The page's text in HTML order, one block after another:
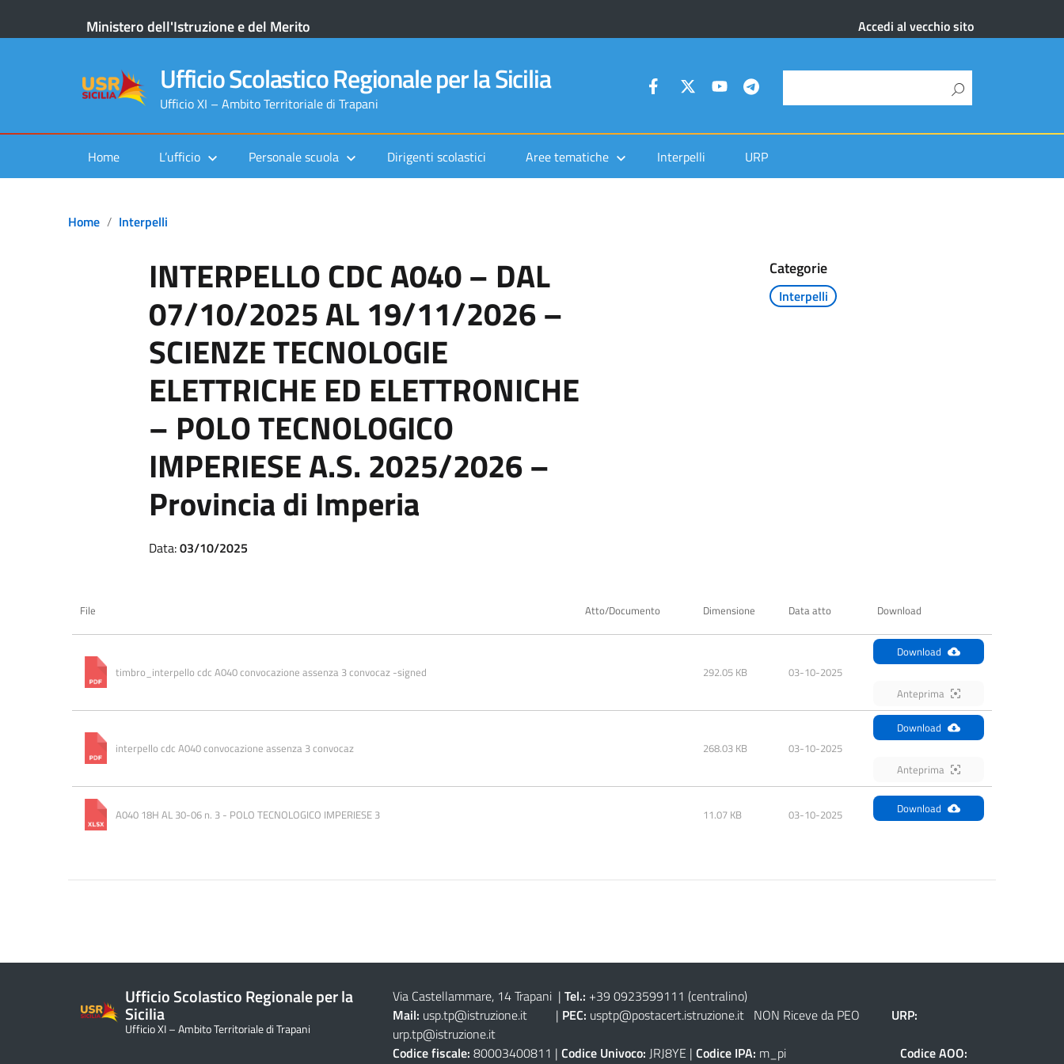
Ministero dell'Istruzione e del Merito Accedi al vecchio sito
Ufficio Scolastico Regionale per la Sicilia
Ufficio XI – Ambito Territoriale di Trapani
Home L’ufficio Personale scuola Dirigenti scolastici Aree tematiche Interpelli URP
Home Interpelli
INTERPELLO CDC A040 – DAL
07/10/2025 AL 19/11/2026 –
SCIENZE TECNOLOGIE
ELETTRICHE ED ELETTRONICHE
– POLO TECNOLOGICO
IMPERIESE A.S. 2025/2026 –
Provincia di Imperia
Categorie
Interpelli
Data:03/10/2025
File Atto/Documento Dimensione Data atto Download
timbro_interpello cdc A040 convocazione assenza 3 convocaz -signed 292.05 KB 03-10-2025
Download
Anteprima
interpello cdc A040 convocazione assenza 3 convocaz 268.03 KB 03-10-2025
Download
Anteprima
A040 18H AL 30-06 n. 3 - POLO TECNOLOGICO IMPERIESE 3 11.07 KB 03-10-2025 Download
Ufficio Scolastico Regionale per la
Sicilia
Ufficio XI – Ambito Territoriale di Trapani
Via Castellammare, 14 Trapani | Tel.: +39 0923599111 (centralino)
Mail: usp.tp@istruzione.it| PEC: usptp@postacert.istruzione.itNON Riceve da PEO URP:
urp.tp@istruzione.it
Codice fiscale: 80003400811 | Codice Univoco: JRJ8YE | Codice IPA: m_pi Codice AOO: